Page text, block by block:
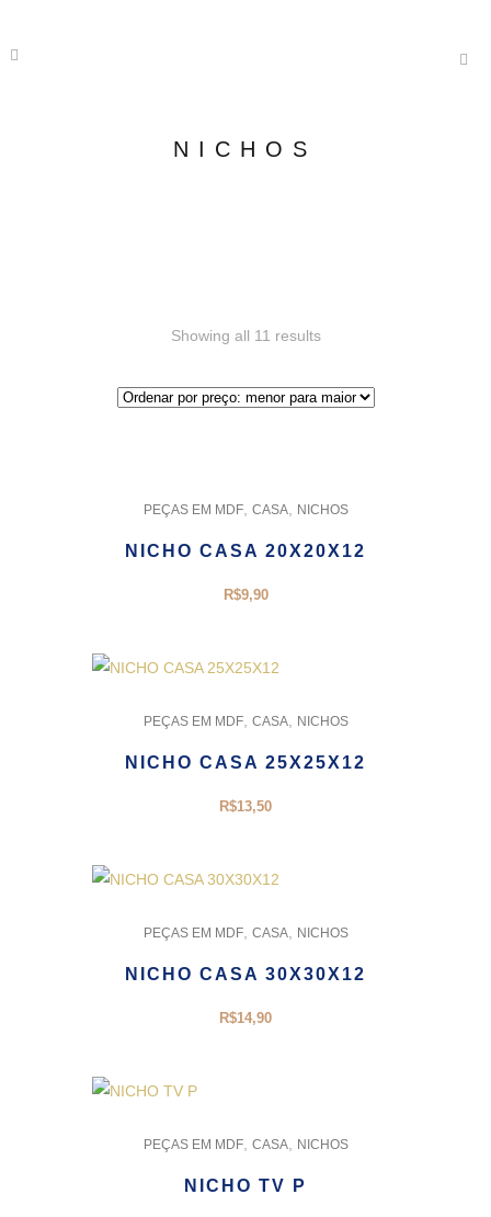
NICHOS
Showing all 11 results
PEÇAS EM MDF, CASA, NICHOS
NICHO CASA 20X20X12
R$9,90
PEÇAS EM MDF, CASA, NICHOS
NICHO CASA 25X25X12
R$13,50
PEÇAS EM MDF, CASA, NICHOS
NICHO CASA 30X30X12
R$14,90
PEÇAS EM MDF, CASA, NICHOS
NICHO TV P